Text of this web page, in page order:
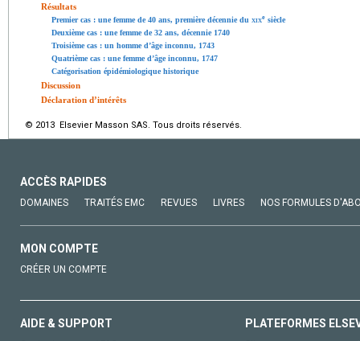
Résultats
Premier cas : une femme de 40 ans, première décennie du xixe siècle
Deuxième cas : une femme de 32 ans, décennie 1740
Troisième cas : un homme d’âge inconnu, 1743
Quatrième cas : une femme d’âge inconnu, 1747
Catégorisation épidémiologique historique
Discussion
Déclaration d’intérêts
© 2013 Elsevier Masson SAS. Tous droits réservés.
ACCÈS RAPIDES
DOMAINES TRAITÉS EMC REVUES LIVRES NOS FORMULES
MON COMPTE
CRÉER UN COMPTE
AIDE & SUPPORT PLATEFORMES